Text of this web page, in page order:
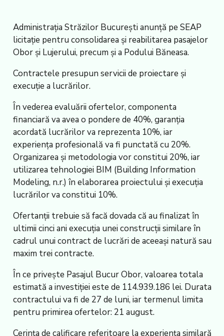
Administrația Străzilor București anunță pe SEAP
licitație pentru consolidarea și reabilitarea pasajelor
Obor și Lujerului, precum și a Podului Băneasa.
Contractele presupun servicii de proiectare și
execuție a lucrărilor.
În vederea evaluării ofertelor, componenta
financiară va avea o pondere de 40%, garanția
acordată lucrărilor va reprezenta 10%, iar
experiența profesională va fi punctată cu 20%.
Organizarea și metodologia vor constitui 20%, iar
utilizarea tehnologiei BIM (Building Information
Modeling, n.r.) în elaborarea proiectului și execuția
lucrărilor va constitui 10%.
Ofertanții trebuie să facă dovada că au finalizat în
ultimii cinci ani execuția unei construcții similare în
cadrul unui contract de lucrări de aceeași natură sau
maxim trei contracte.
În ce privește Pasajul Bucur Obor, valoarea totala
estimată a investiției este de 114.939.186 lei. Durata
contractului va fi de 27 de luni, iar termenul limita
pentru primirea ofertelor: 21 august.
Cerința de calificare referitoare la experiența similară